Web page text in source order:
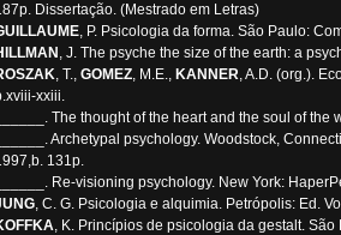
Dissertação. (Mestrado em Letras)
, P. Psicologia da forma. São Paulo:
, J. The psyche the size of the earth: a
, T., GOMEZ, M.E., KANNER, A.D. (org.).
xxiii.
______. The thought of the heart and the soul of
______. Archetypal psychology. Woodstock,
131p.
______. Re-visioning psychology. New York:
, C. G. Psicologia e alquimia. Petrópolis: Ed.
, K. Princípios de psicologia da gestalt.